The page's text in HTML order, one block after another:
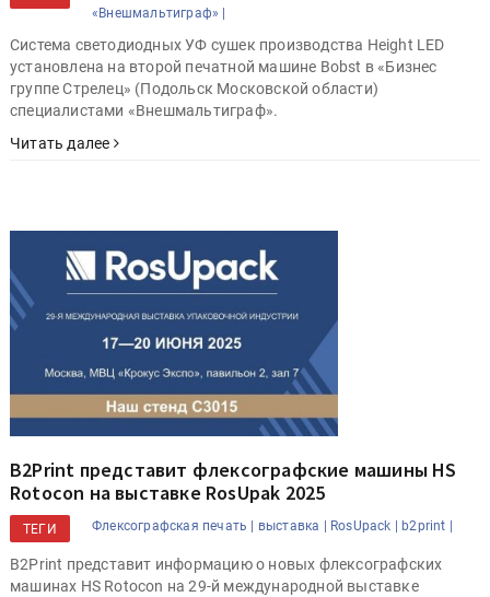
«Внешмальтиграф» |
Система светодиодных УФ сушек производства Height LED
установлена на второй печатной машине Bobst в «Бизнес
группе Стрелец» (Подольск Московской области)
специалистами «Внешмальтиграф».
Читать далее
B2Print представит флексографские машины HS
Rotocon на выставке RosUpak 2025
ТЕГИ Флексографская печать | выставка | RosUpack | b2print |
B2Print представит информацию о новых флексографских
машинах HS Rotocon на 29-й международной выставке